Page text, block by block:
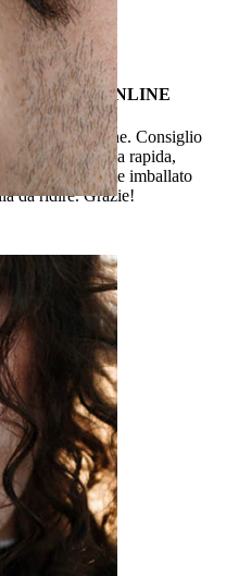
NEGOZIO ONLINE
all'immagine. Consiglio
ha una consegna rapida,
accuratamente imballato
da ridire. Grazie!